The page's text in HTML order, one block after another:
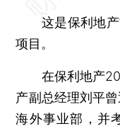
这是保利地产
项目。
在保利地产
产副总经理刘平
海外事业部，并